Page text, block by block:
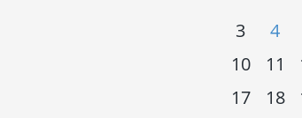
3
4
10
11
17
18